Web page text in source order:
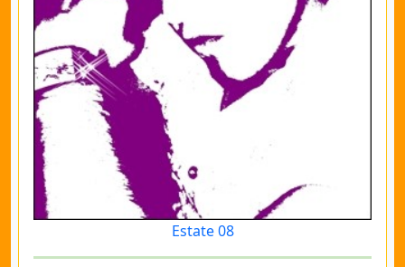
Estate 08